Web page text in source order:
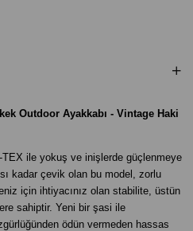
Outdoor Ayakkabı - Vintage Haki
ile yokuş ve inişlerde güçlenmeye
kadar çevik olan bu model, zorlu
için ihtiyacınız olan stabilite, üstün
sahiptir. Yeni bir şasi ile
ödün vermeden hassas